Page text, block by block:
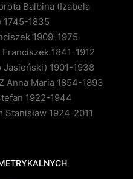
Balbina (Izabela
1745-1835
1909-1975
Franciszek 1841-1912
Jasieński) 1901-1938
Anna Maria 1854-1893
1922-1944
Stanisław 1924-2011